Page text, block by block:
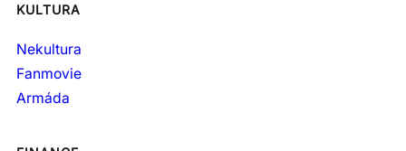
KULTURA
Nekultura
Fanmovie
Armáda